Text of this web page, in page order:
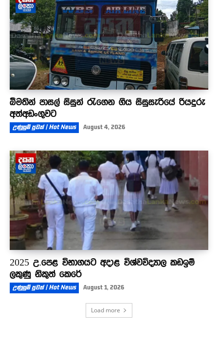
බීමතින් පාසල් සිසුන් රැගෙන ගිය සිසුසැරියේ රියදුරු
අත්අඩංගුවට
උණුසුම් පුවත් | Hot News August 4, 2026
2025 උ.පෙළ විභාගයට අදාළ විශ්වවිද්‍යාල කඩඉම්
ලකුණු නිකුත් කෙරේ
උණුසුම් පුවත් | Hot News August 1, 2026
Load more